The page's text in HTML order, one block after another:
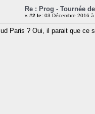
Re : Prog - Tournée
« #2 le: 03 Décembre 2016
Paris ? Oui, il parait que ce